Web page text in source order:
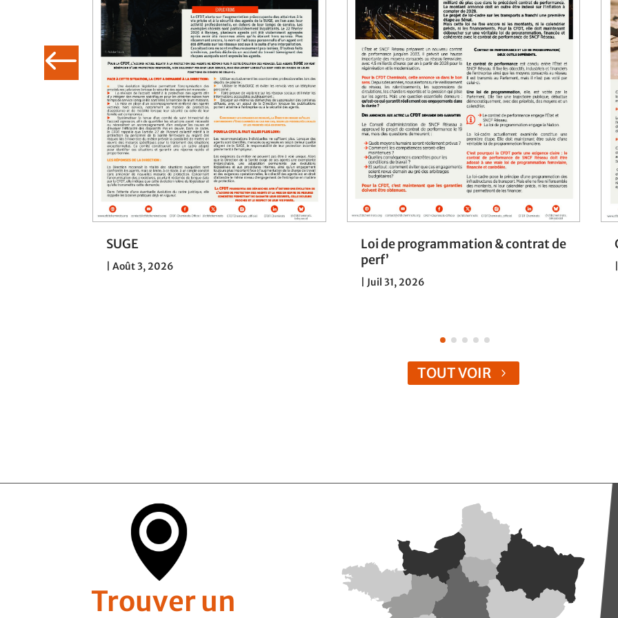
SUGE
Août 3, 2026
Loi de programmation & contrat de
perf’
Juil 31, 2026
TOUT VOIR
Trouver un